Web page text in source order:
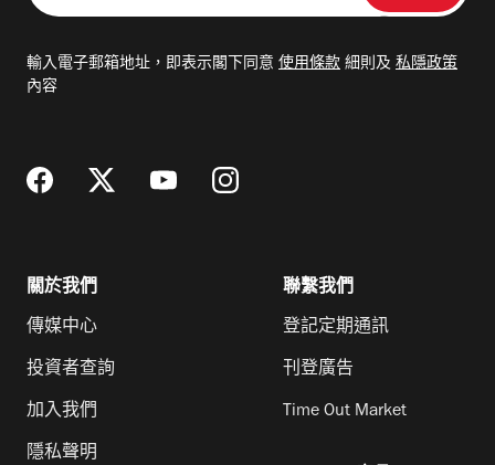
郵
輸入電子郵箱地址，即表示閣下同意 使用條款 細則及 私隱政策
內容
關於我們
傳媒中心
投資者查詢
加入我們
隱私聲明
聯繫我們
登記定期通訊
刊登廣告
Time Out Market